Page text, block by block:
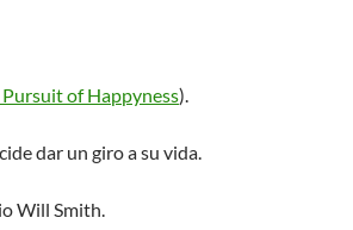
Pursuit of Happyness).
dar un giro a su vida.
Will Smith.